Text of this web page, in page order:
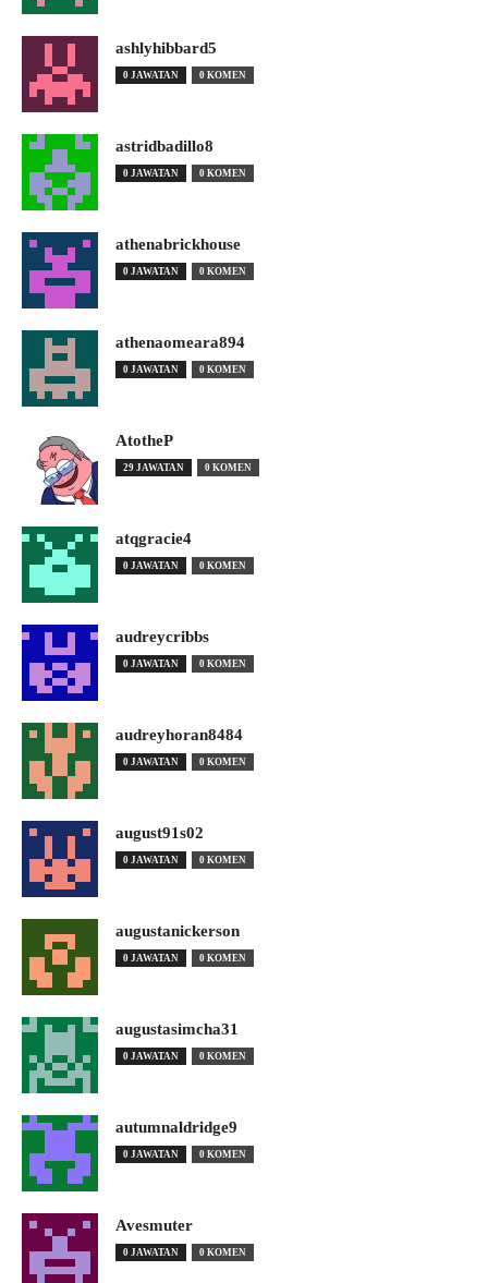
ashlyhibbard5
0 JAWATAN 0 KOMEN
astridbadillo8
0 JAWATAN 0 KOMEN
athenabrickhouse
0 JAWATAN 0 KOMEN
athenaomeara894
0 JAWATAN 0 KOMEN
AtotheP
29 JAWATAN 0 KOMEN
atqgracie4
0 JAWATAN 0 KOMEN
audreycribbs
0 JAWATAN 0 KOMEN
audreyhoran8484
0 JAWATAN 0 KOMEN
august91s02
0 JAWATAN 0 KOMEN
augustanickerson
0 JAWATAN 0 KOMEN
augustasimcha31
0 JAWATAN 0 KOMEN
autumnaldridge9
0 JAWATAN 0 KOMEN
Avesmuter
0 JAWATAN 0 KOMEN